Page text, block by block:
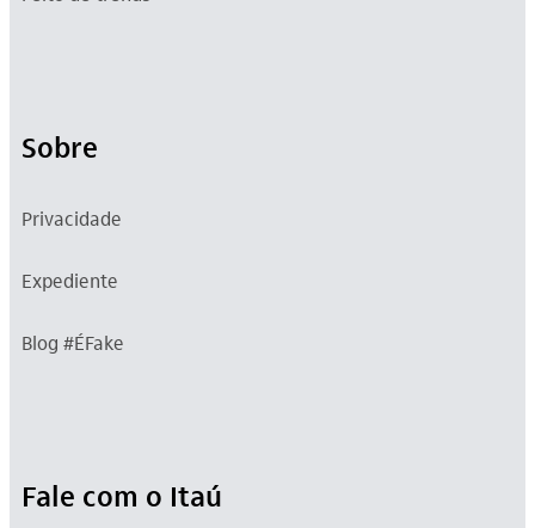
Sobre
Privacidade
Expediente
Blog #ÉFake
Fale com o Itaú